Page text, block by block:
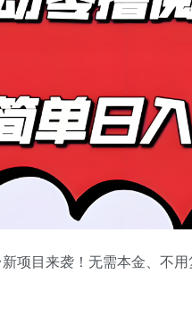
项目来袭！无需本金、不